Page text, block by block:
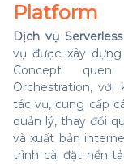
Platform
Dịch vụ
vụ được xây
Concept
Orchestration,
tác vụ, cung cấp
quản lý, thay đổi
và xuất bản
trình cài đặt nền